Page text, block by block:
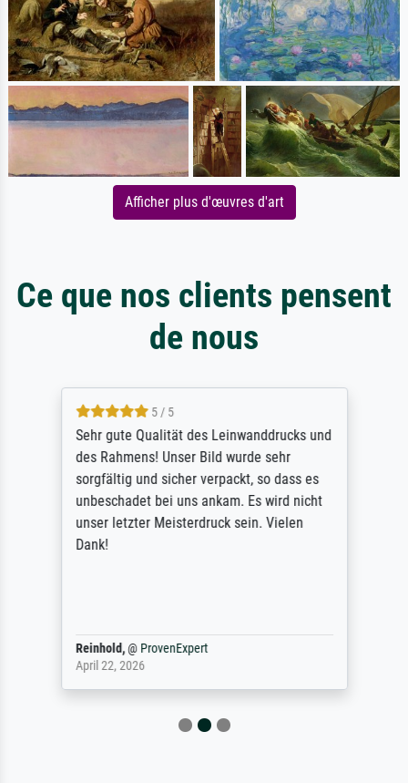
Afficher plus d'œuvres d'art
Ce que nos clients pensent
de nous
5 / 5
Sehr gute Qualität des Leinwanddrucks und
des Rahmens! Unser Bild wurde sehr
sorgfältig und sicher verpackt, so dass es
unbeschadet bei uns ankam. Es wird nicht
unser letzter Meisterdruck sein. Vielen
Dank!
Reinhold,@ ProvenExpert
April 22, 2026